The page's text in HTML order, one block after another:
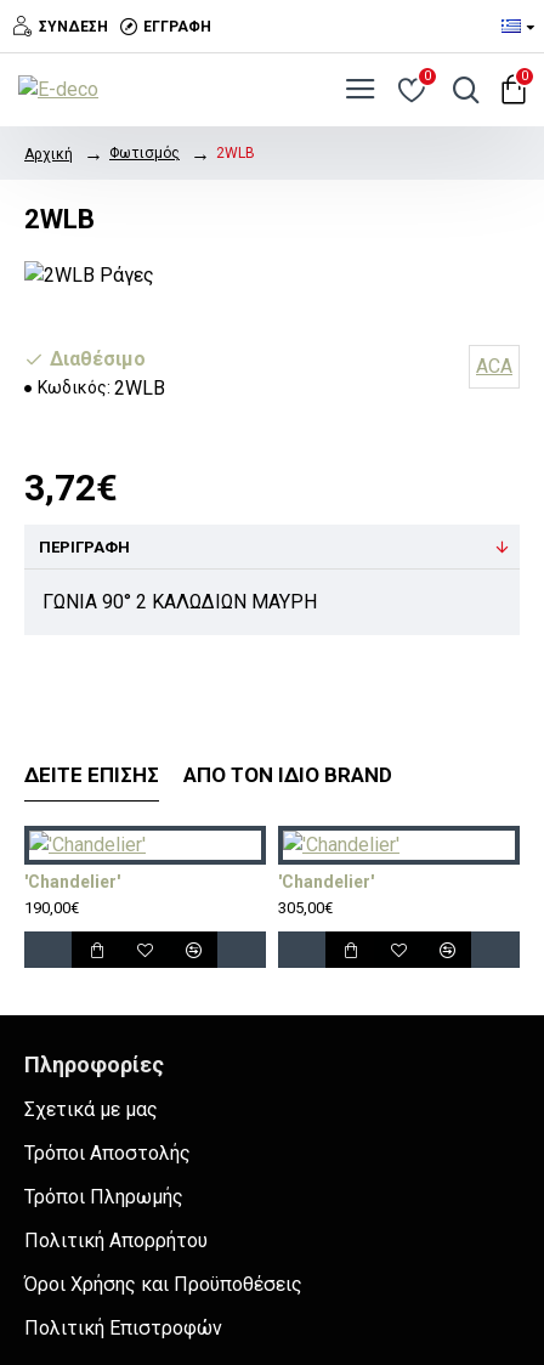
ΣΎΝΔΕΣΗ ΕΓΓΡΑΦΉ
0 0
Αρχική Φωτισμός 2WLB
2WLB
Διαθέσιμο
Κωδικός: 2WLB
ACA
3,72€
ΠΕΡΙΓΡΑΦΉ
ΓΩΝΙΑ 90° 2 ΚΑΛΩΔΙΩΝ ΜΑΥΡΗ
ΔΕΊΤΕ ΕΠΊΣΗΣ ΑΠΌ ΤΟΝ ΊΔΙΟ BRAND
'Chandelier'
190,00€
'Chandelier'
305,00€
Πληροφορίες
Σχετικά με μας
Τρόποι Αποστολής
Τρόποι Πληρωμής
Πολιτική Απορρήτου
Όροι Χρήσης και Προϋποθέσεις
Πολιτική Επιστροφών